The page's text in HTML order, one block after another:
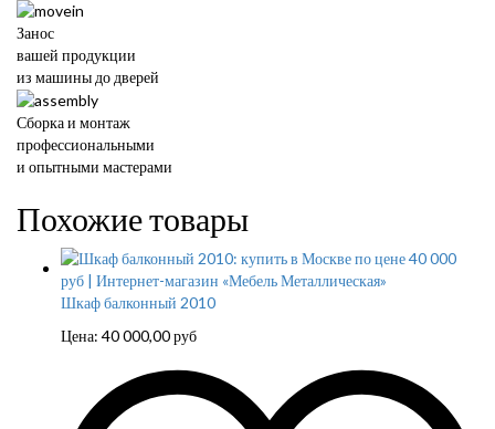
Занос
вашей продукции
из машины до дверей
Сборка и монтаж
профессиональными
и опытными мастерами
Похожие товары
Шкаф балконный 2010
Цена: 40 000,00руб